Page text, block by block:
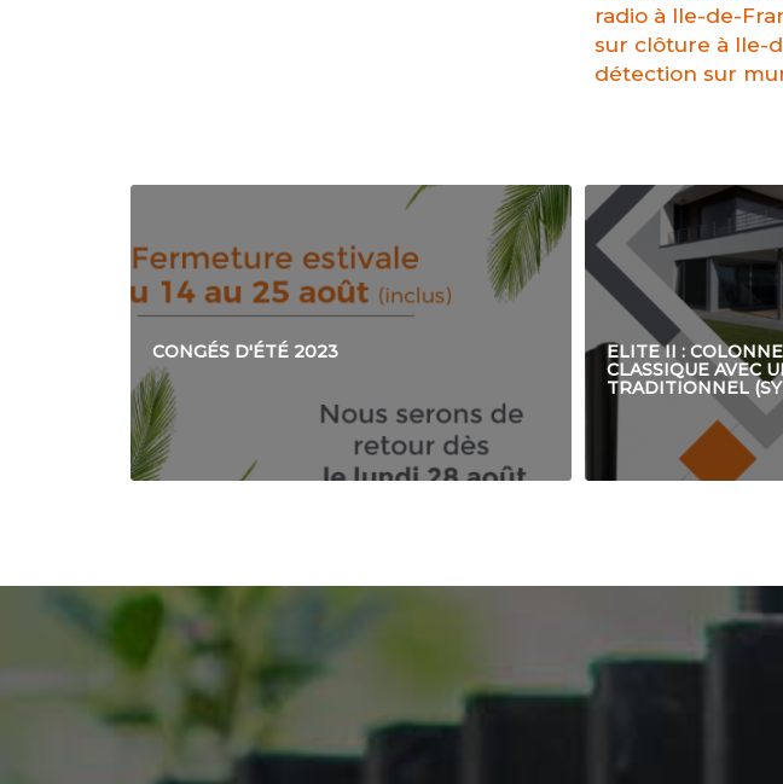
radio à Ile-de-
sur clôture à Ile-
détection sur
CONGÉS D'ÉTÉ 2023
ELITE II :
CLASSIQUE AVEC
TRADITIONNEL